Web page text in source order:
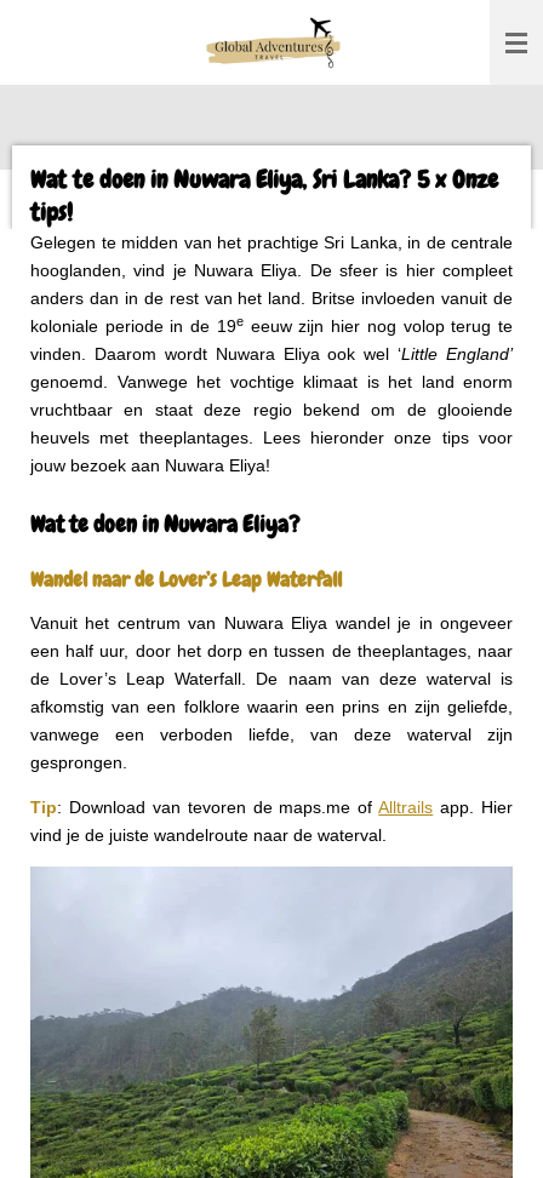
Wat te doen in Nuwara Eliya, Sri Lanka? 5 x Onze
tips!
Gelegen te midden van het prachtige Sri Lanka, in de centrale
hooglanden, vind je Nuwara Eliya. De sfeer is hier compleet
anders dan in de rest van het land. Britse invloeden vanuit de
koloniale periode in de 19eeeuw zijn hier nog volop terug te
vinden. Daarom wordt Nuwara Eliya ook wel ‘Little England’
genoemd. Vanwege het vochtige klimaat is het land enorm
vruchtbaar en staat deze regio bekend om de glooiende
heuvels met theeplantages. Lees hieronder onze tips voor
jouw bezoek aan Nuwara Eliya!
Wat te doen in Nuwara Eliya?
Wandel naar de Lover’s Leap Waterfall
Vanuit het centrum van Nuwara Eliya wandel je in ongeveer
een half uur, door het dorp en tussen de theeplantages, naar
de Lover’s Leap Waterfall. De naam van deze waterval is
afkomstig van een folklore waarin een prins en zijn geliefde,
vanwege een verboden liefde, van deze waterval zijn
gesprongen.
Tip: Download van tevoren de maps.me ofAlltrails app. Hier
vind je de juiste wandelroute naar de waterval.